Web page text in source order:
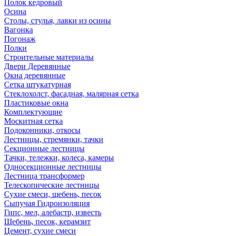
Полок кедровый
Осина
Столы, стулья, лавки из осины
Вагонка
Погонаж
Полки
Строительные материалы
Двери Деревянные
Окна деревянные
Сетка штукатурная
Стеклохолст, фасадная, малярная сетка
Пластиковые окна
Комплектующие
Москитная сетка
Подоконники, откосы
Лестницы, стремянки, тачки
Секционные лестницы
Тачки, тележки, колеса, камеры
Односекционные лестницы
Лестница трансформер
Телескопические лестницы
Сухие смеси, щебень, песок
Сыпучая Гидроизоляция
Гипс, мел, алебастр, известь
Щебень, песок, керамзит
Цемент, сухие смеси